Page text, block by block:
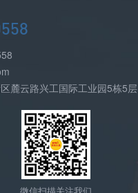
麓云路兴工国际工业园5栋5层